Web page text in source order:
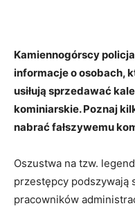
Kamiennogórscy
informacje o osobach,
usiłują sprzedawać
kominiarskie. Poznaj
nabrać fałszywemu
Oszustwa na tzw.
przestępcy podszywają
pracowników